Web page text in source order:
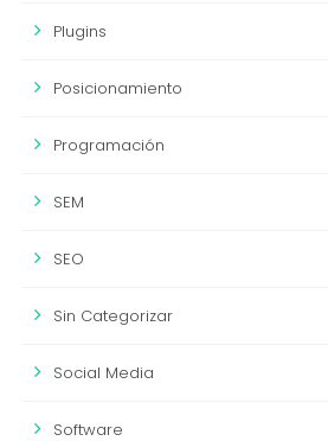
Plugins
Posicionamiento
Programación
SEM
SEO
Sin Categorizar
Social Media
Software